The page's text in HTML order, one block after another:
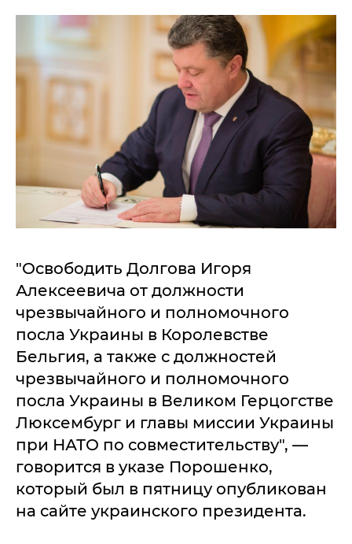
"Освободить Долгова Игоря
Алексеевича от должности
чрезвычайного и полномочного
посла Украины в Королевстве
Бельгия, а также с должностей
чрезвычайного и полномочного
посла Украины в Великом Герцогстве
Люксембург и главы миссии Украины
при НАТО по совместительству", —
говорится в указе Порошенко,
который был в пятницу опубликован
на сайте украинского президента.